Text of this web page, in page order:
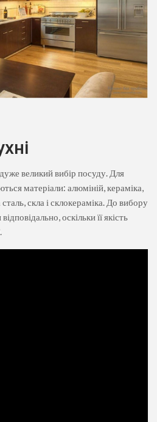
великий вибір посуду. Для
матеріали: алюміній, кераміка,
скла і склокераміка. До вибору
оскільки її якість